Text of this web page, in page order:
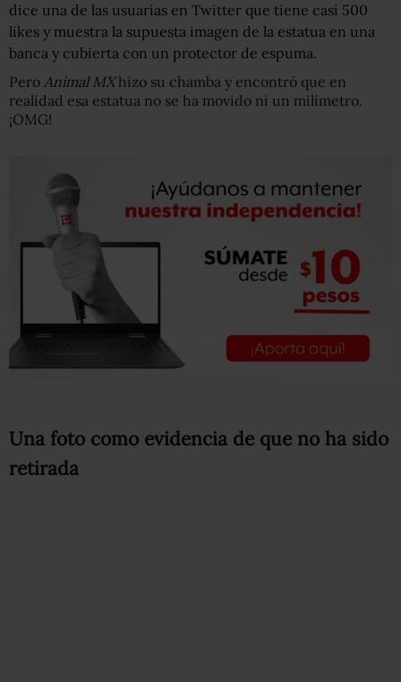
dice una de las usuarias en Twitter que tiene casi 500
likes y muestra la supuesta imagen de la estatua en una
banca y cubierta con un protector de espuma.
Pero Animal MXhizo su chamba y encontró que en
realidad esa estatua no se ha movido ni un milímetro.
¡OMG!
Una foto como evidencia de que no ha sido
retirada